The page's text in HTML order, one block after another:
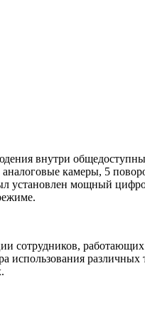
внутри
аналоговые камеры, 5
установлен мощный
сотрудников,